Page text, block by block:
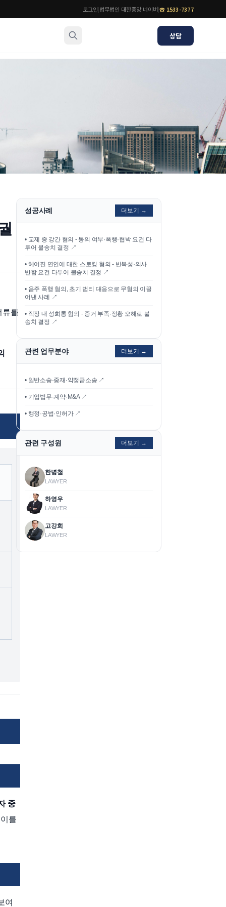
로그인|법무법인 대한중앙 네이버|☎ 1533-7377
상담
법률 블로그
법률서식
뉴스레터/브로슈어
류를
중
를
여
성공사례 더보기 →
• 교제 중 강간 혐의 - 동의 여부·폭행·협박 요건 다
투어 불송치 결정 ↗
• 헤어진 연인에 대한 스토킹 혐의 - 반복성·의사
반함 요건 다투어 불송치 결정 ↗
• 음주 폭행 혐의, 초기 법리 대응으로 무혐의 이끌
어낸 사례
↗
• 직장 내 성희롱 혐의 - 증거 부족·정황 오해로 불
송치 결정 ↗
관련 업무분야 더보기 →
• 일반소송·중재·약정금소송 ↗
• 기업법무·계약·M&A ↗
• 행정·공법·인허가 ↗
관련 구성원 더보기 →
한병철
LAWYER
하영우
LAWYER
고강희
LAWYER